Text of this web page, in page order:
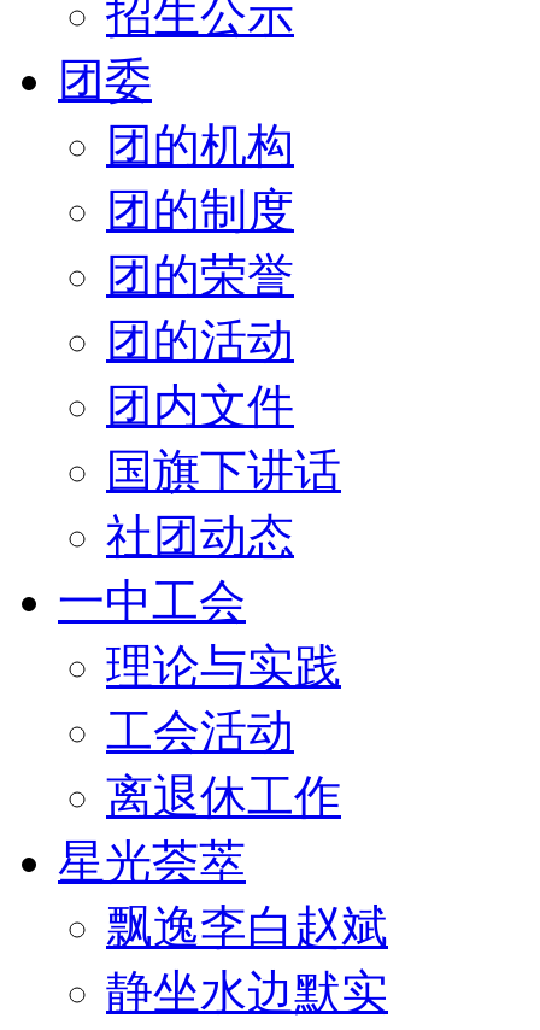
招生公示
团委
团的机构
团的制度
团的荣誉
团的活动
团内文件
国旗下讲话
社团动态
一中工会
理论与实践
工会活动
离退休工作
星光荟萃
飘逸李白赵斌
静坐水边默实